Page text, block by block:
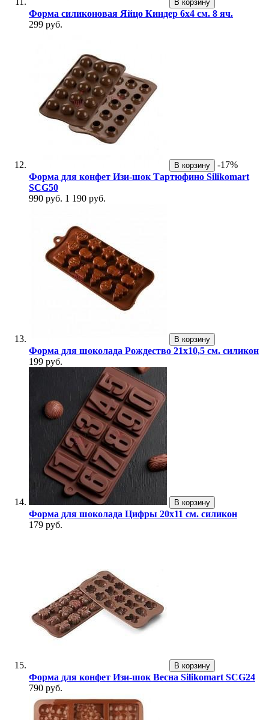
В корзину
Форма силиконовая Яйцо Киндер 6х4 см. 8 яч.
299 руб.
В корзину
-17%
Форма для конфет Изи-шок Тартюфино Silikomart
SCG50
990 руб. 1 190 руб.
В корзину
Форма для шоколада Рождество 21x10,5 см. силикон
199 руб.
В корзину
Форма для шоколада Цифры 20х11 см. силикон
179 руб.
В корзину
Форма для конфет Изи-шок Весна Silikomart SCG24
790 руб.